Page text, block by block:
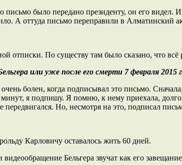
было передано президенту, он его видел.
А оттуда письмо переправили в Алматинский
отписки. По существу там было сказано, что
или уже после его смерти 7 февраля 2015
болен, когда подписывал это письмо.
минут, я подпишу. Я помню, к нему приехала,
передвигался. Но, несмотря на это, подписал
Карловичу оставалось жить 60 дней.
Бельгера звучат как его